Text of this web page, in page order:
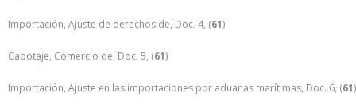
Importación, Ajuste de derechos de, Doc. 4, (61)
Cabotaje, Comercio de, Doc. 5, (61)
Importación, Ajuste en las importaciones por aduanas marítimas, Doc. 6, (61)